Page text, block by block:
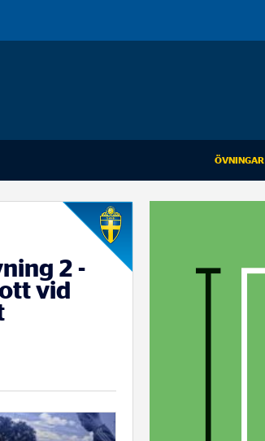
ÖVNINGAR
2 -
vid